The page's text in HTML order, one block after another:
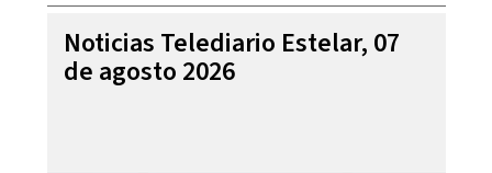
Noticias Telediario Estelar, 07
de agosto 2026